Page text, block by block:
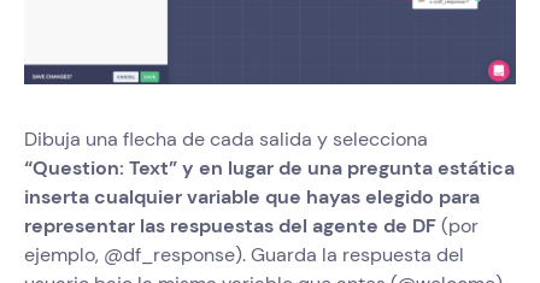
Dibuja una flecha de cada salida y selecciona
“Question: Text” y en lugar de una pregunta estática
inserta cualquier variable que hayas elegido para
representar las respuestas del agente de DF(por
ejemplo, @df_response). Guarda la respuesta del